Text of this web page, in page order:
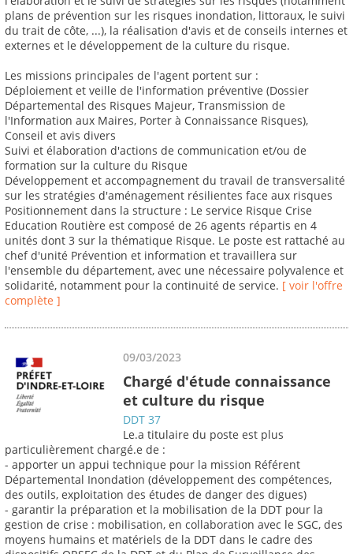
plans de prévention sur les risques inondation, littoraux, le suivi
du trait de côte, ...), la réalisation d'avis et de conseils internes et
externes et le développement de la culture du risque.
Les missions principales de l'agent portent sur :
Déploiement et veille de l'information préventive (Dossier
Départemental des Risques Majeur, Transmission de
l'Information aux Maires, Porter à Connaissance Risques),
Conseil et avis divers
Suivi et élaboration d'actions de communication et/ou de
formation sur la culture du Risque
Développement et accompagnement du travail de transversalité
sur les stratégies d'aménagement résilientes face aux risques
Positionnement dans la structure : Le service Risque Crise
Education Routière est composé de 26 agents répartis en 4
unités dont 3 sur la thématique Risque. Le poste est rattaché au
chef d'unité Prévention et information et travaillera sur
l'ensemble du département, avec une nécessaire polyvalence et
solidarité, notamment pour la continuité de service. [ voir l'offre
complète ]
09/03/2023
Chargé d'étude connaissance
et culture du risque
DDT 37
Le.a titulaire du poste est plus
particulièrement chargé.e de :
- apporter un appui technique pour la mission Référent
Départemental Inondation (développement des compétences,
des outils, exploitation des études de danger des digues)
- garantir la préparation et la mobilisation de la DDT pour la
gestion de crise : mobilisation, en collaboration avec le SGC, des
moyens humains et matériels de la DDT dans le cadre des